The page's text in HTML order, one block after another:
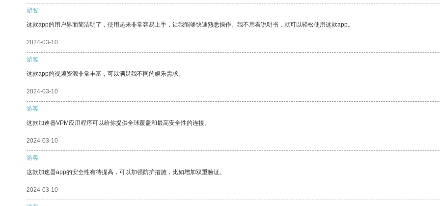
游客
这款app的用户界面简洁明了，使用起来非常容易上手，让我能够快速熟悉操作。我不用看说明书，就可以轻松使用这款app。
2024-03-10
游客
这款app的视频资源非常丰富，可以满足我不同的娱乐需求。
2024-03-10
游客
这款加速器VPM应用程序可以给你提供全球覆盖和最高安全性的连接。
2024-03-10
游客
这款加速器app的安全性有待提高，可以加强防护措施，比如增加双重验证。
2024-03-10